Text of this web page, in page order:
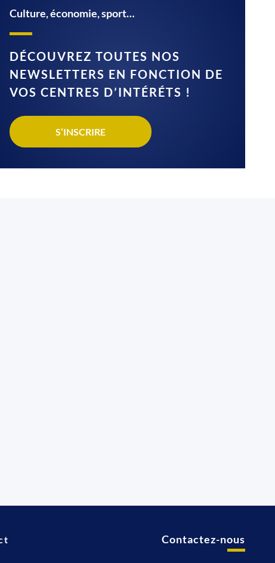
Culture, économie, sport…
DÉCOUVREZ TOUTES NOS
NEWSLETTERS EN FONCTION DE
VOS CENTRES D’INTÉRÉTS !
S’INSCRIRE
Contactez-nous